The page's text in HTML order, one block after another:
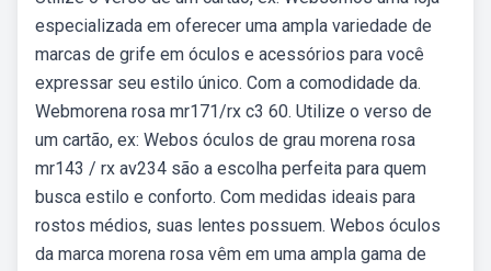
especializada em oferecer uma ampla variedade de
marcas de grife em óculos e acessórios para você
expressar seu estilo único. Com a comodidade da.
Webmorena rosa mr171/rx c3 60. Utilize o verso de
um cartão, ex: Webos óculos de grau morena rosa
mr143 / rx av234 são a escolha perfeita para quem
busca estilo e conforto. Com medidas ideais para
rostos médios, suas lentes possuem. Webos óculos
da marca morena rosa vêm em uma ampla gama de